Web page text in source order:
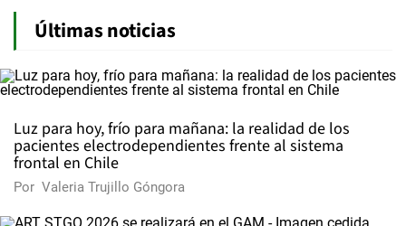
Últimas noticias
Luz para hoy, frío para mañana: la realidad de los
pacientes electrodependientes frente al sistema
frontal en Chile
Por Valeria Trujillo Góngora